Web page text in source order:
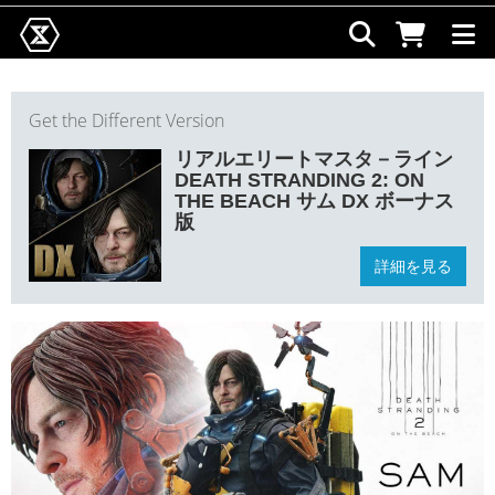
Get the Different Version
リアルエリートマスタ－ライン
DEATH STRANDING 2: ON
THE BEACH サム DX ボーナス
版
詳細を見る